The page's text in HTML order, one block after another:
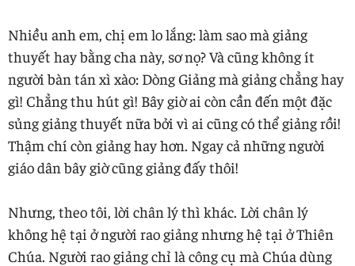
Nhiều anh em, chị em lo lắng: làm sao mà giảng
thuyết hay bằng cha này, sơ nọ? Và cũng không ít
người bàn tán xì xào: Dòng Giảng mà giảng chẳng hay
gì! Chẳng thu hút gì! Bây giờ ai còn cần đến một đặc
sủng giảng thuyết nữa bởi vì ai cũng có thể giảng rồi!
Thậm chí còn giảng hay hơn. Ngay cả những người
giáo dân bây giờ cũng giảng đấy thôi!
Nhưng, theo tôi, lời chân lý thì khác. Lời chân lý
không hệ tại ở người rao giảng nhưng hệ tại ở Thiên
Chúa. Người rao giảng chỉ là công cụ mà Chúa dùng